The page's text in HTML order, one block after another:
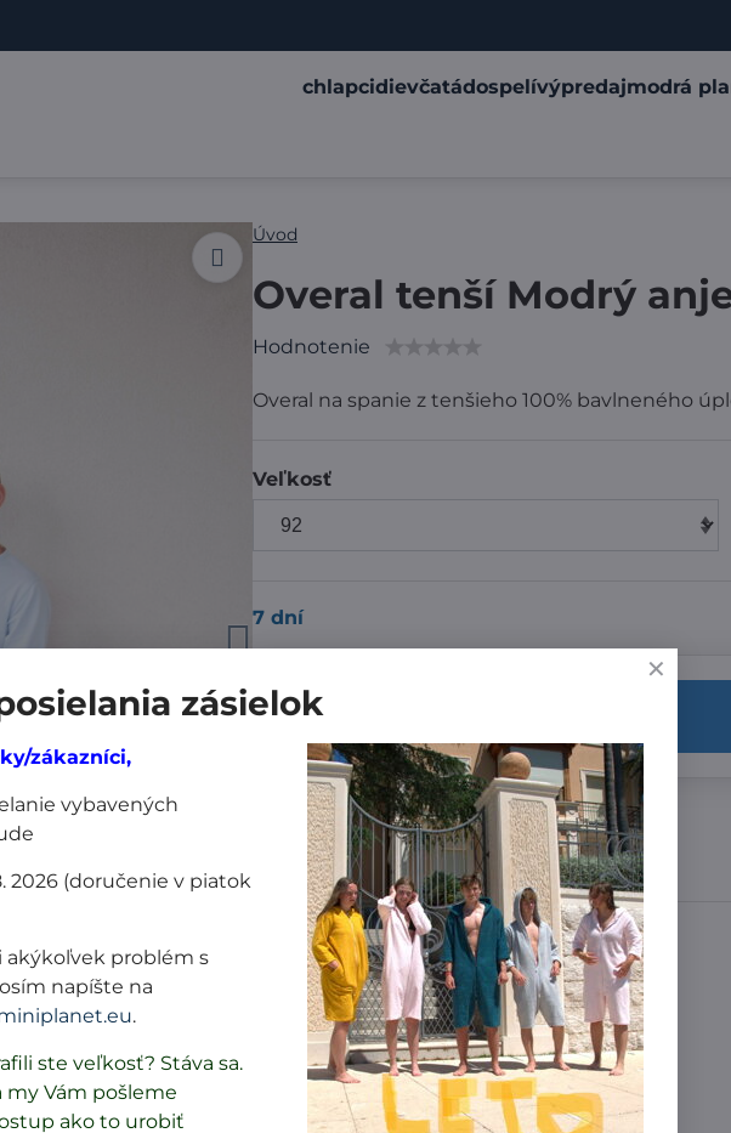
chlapcidievčatádospelívýpredajmodrá
Úvod
Overal tenší Modrý
Hodnotenie
Overal na spanie z tenšieho 100% bavlneného
Veľkosť
7 dní
25,99 €
Pridať k Obľúbeným Doručenia
Výrobca:MiniPlanet
Nákup za:
60,99 € doručíme za 3,99 €
61 € doručíme za 1,99 €
101 € a viac doručíme zadarmo
zásielok
zákazníci,
vybavených
2026 (doručenie v piatok
problém s
napíšte na
.
ste veľkosť? Stáva sa.
my Vám pošleme
ako to urobiť